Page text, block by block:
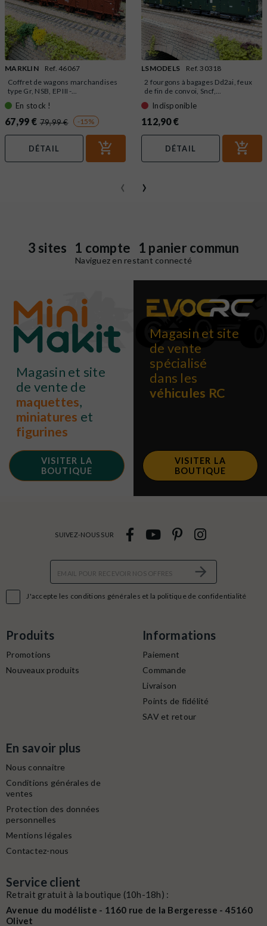
MARKLIN
Ref. 46067
Coffret de wagons marchandises
type Gr, NSB, EP III -...
En stock !
67,99 € 79,99 € -15%
DÉTAIL
LSMODELS
Ref. 30318
2 fourgons à bagages Dd2ai, feux
de fin de convoi, Sncf,...
Indisponible
112,90 €
DÉTAIL
‹ ›
3 sites 1 compte 1 panier commun
Naviguez en restant connecté
Magasin et site
de vente de
maquettes,
miniatures et
figurines
VISITER LA
BOUTIQUE
Magasin et site
de vente
spécialisé
dans les
véhicules RC
VISITER LA
BOUTIQUE
J'accepte les conditions générales et la politique de confidentialité
SUIVEZ-NOUS SUR
Produits
Promotions
Nouveaux produits
Informations
Paiement
Commande
Livraison
Points de fidélité
SAV et retour
En savoir plus
Nous connaitre
Conditions générales de
ventes
Protection des données
personnelles
Mentions légales
Contactez-nous
Service client
Retrait gratuit à la boutique (10h-18h) :
Avenue du modéliste - 1160 rue de la Bergeresse - 45160
Olivet